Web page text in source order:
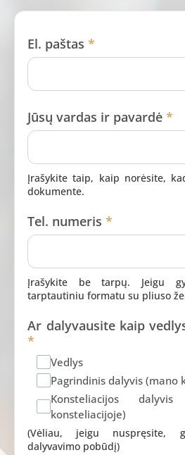
El. paštas*
Jūsų vardas ir pavardė*
Įrašykite taip, kaip norėsite,
dokumente.
Tel. numeris*
Įrašykite be tarpų. Jeigu
tarptautiniu formatu su pliuso
Ar dalyvausite kaip
*
Vedlys
Pagrindinis dalyvis (mano
Konsteliacijos
konsteliacijoje)
(Vėliau, jeigu nuspręsite,
dalyvavimo pobūdį)